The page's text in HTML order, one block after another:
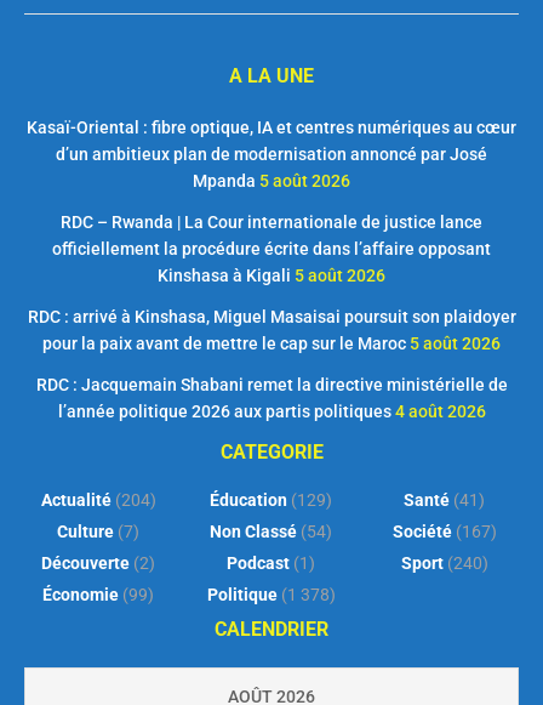
A LA UNE
Kasaï-Oriental : fibre optique, IA et centres numériques au cœur
d’un ambitieux plan de modernisation annoncé par José
Mpanda 5 août 2026
RDC – Rwanda | La Cour internationale de justice lance
officiellement la procédure écrite dans l’affaire opposant
Kinshasa à Kigali 5 août 2026
RDC : arrivé à Kinshasa, Miguel Masaisai poursuit son plaidoyer
pour la paix avant de mettre le cap sur le Maroc 5 août 2026
RDC : Jacquemain Shabani remet la directive ministérielle de
l’année politique 2026 aux partis politiques 4 août 2026
CATEGORIE
Actualité(204)
Culture (7)
Découverte (2)
Économie (99)
Éducation (129)
Non Classé (54)
Podcast (1)
Politique(1 378)
Santé (41)
Société(167)
Sport(240)
CALENDRIER
AOÛT 2026